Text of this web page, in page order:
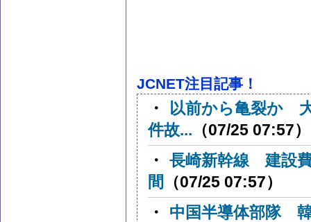
JCNET注目記事！
・
以前から亀裂か
件故... （07/25 07:57）
・ 長崎新幹線 建設
間
（07/25 07:57）
・
中国半導体部隊